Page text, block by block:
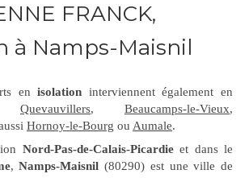
FRANCK,
à Namps-Maisnil
enisolation interviennent également en
Quevauvillers, Beaucamps-le-Vieux,
Hornoy-le-Bourg ou Aumale.
Nord-Pas-de-Calais-Picardieet dans le
,Namps-Maisnil (80290) est une ville de